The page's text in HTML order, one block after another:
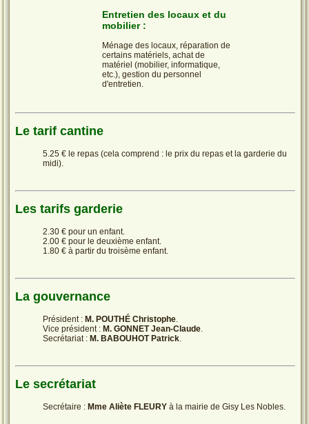
Entretien des locaux et du
mobilier :
Ménage des locaux, réparation de
certains matériels, achat de
matériel (mobilier, informatique,
etc.), gestion du personnel
d'entretien.
Le tarif cantine
5.25 € le repas (cela comprend : le prix du repas et la garderie du
midi).
Les tarifs garderie
2.30 € pour un enfant.
2.00 € pour le deuxième enfant.
1.80 € à partir du troisème enfant.
La gouvernance
Président : M. POUTHÉ Christophe.
Vice président : M. GONNET Jean-Claude.
Secrétariat : M. BABOUHOT Patrick.
Le secrétariat
Secrétaire : Mme Aliète FLEURY à la mairie de Gisy Les Nobles.